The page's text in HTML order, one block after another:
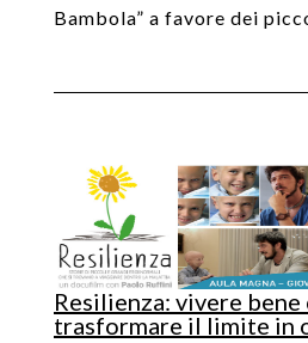
Bambola” a favore dei
Resilienza: vivere bene
trasformare il limite in